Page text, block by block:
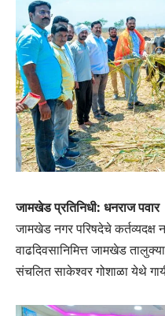
जामखेड प्रतिनिधी: धनराज पवार
जामखेड नगर परिषदेचे कर्तव्यदक्ष
वाढदिवसानिमित्त जामखेड
संचलित साकेश्वर गोशाळा येथे